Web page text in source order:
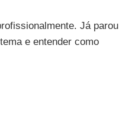
Já parou
e entender como